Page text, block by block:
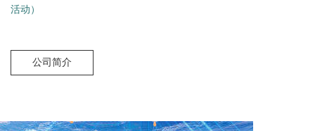
活动）
公司简介